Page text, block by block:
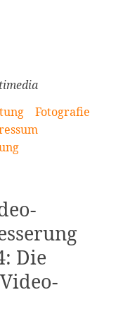
Fotografie
Die